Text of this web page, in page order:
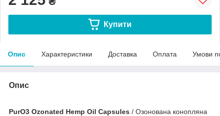
Купити
Опис Характеристики Доставка Оплата Умови
Опис
PurO3 Ozonated Hemp Oil Capsules / Озонована конопляна